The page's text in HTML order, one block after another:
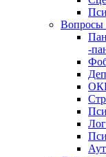
Вопросы
-